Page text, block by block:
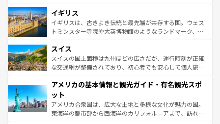
香り高いラベンダー畑など、多彩な楽しみ方が可能だ。さ
らに、パリ以外の地域にも魅力が溢れており、どの街角に
も豊かな歴史と文化が息づいている。パリ以外の個性あふ
を参照してほしい。
顔を持つこの国は、どこを歩いても飽きることがない。ベ
ルリンの文化的活気、バイエルン州のアルプスの絶景、そ
してライン川沿いのワイン畑といった風景は必見。ビール
は、お酒好きな人にはぜひ体験してほしい。 なお、新着の
ドイツ情報はコンテンツ一覧を参照してほしい。
イギリス
イギリスは、古きよき伝統と最先端が共存する国。ウェス
トミンスター寺院や大英博物館のようなランドマーク、歴
リアごとに異なる魅力がある。また、優雅なアフタヌーン
ティー、ビール好きにはたまらない英国パブ、サッカー観
戦など、本場だからこそできる体験も豊富。イギリスを旅
ンツ一覧を参照してほしい。
スイス
スイスの国土面積は九州ほどの広さだが、運行時刻が正確
な交通網が整備されており、初心者でも安心して個人旅行
の建物がそのまま残る町や、スイスならではのユニークな
博物館もあり、アルプス観光だけでなく町歩きも満喫する
ことができる。国民の所得が高いため物価も高いが、旅行
者向けの交通パス提供のサービスもあり、うまく活用すれ
アメリカの基本情報と観光ガイド・有名観光スポ
ット
アメリカ合衆国は、広大な土地と多様な文化が魅力の国。
東海岸の都市部から西海岸のカリフォルニアまで、訪れる